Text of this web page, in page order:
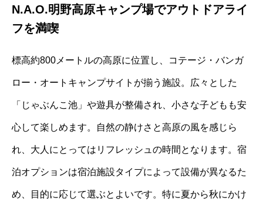
N.A.O.明野高原キャンプ場でアウトドアライ
フを満喫
標高約800メートルの高原に位置し、コテージ・バンガ
ロー・オートキャンプサイトが揃う施設。広々とした
「じゃぶんこ池」や遊具が整備され、小さな子どもも安
心して楽しめます。自然の静けさと高原の風を感じら
れ、大人にとってはリフレッシュの時間となります。宿
泊オプションは宿泊施設タイプによって設備が異なるた
め、目的に応じて選ぶとよいです。特に夏から秋にかけ